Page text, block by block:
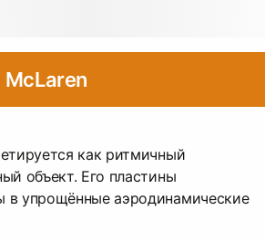
McLaren
как ритмичный
объект. Его пластины
в упрощённые аэродинамические